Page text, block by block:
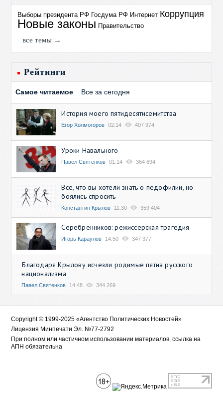
Выборы президента РФ Госдума РФ Интернет Коррупция
Новые законы Правительство
все темы →
Рейтинги
Самое читаемое Все за сегодня
История моего пятидесятисемитства
Егор Холмогоров 02:14 407 974
Уроки Навального
Павел Святенков 01:14 364 694
Всё, что вы хотели знать о педофилии, но
боялись спросить
Константин Крылов 11:30 359 404
Серебренников: режиссерская трагедия
Игорь Караулов 14:50 347 377
Благодаря Крылову исчезли родимые пятна русского
национализма
Павел Святенков 14:48 344 269
Copyright © 1999-2025 «Агентство Политических Новостей»
Лицензия Минпечати Эл. №77-2792
При полном или частичном использовании материалов, ссылка на
АПН обязательна